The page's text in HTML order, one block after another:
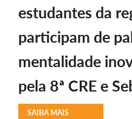
estudantes da
participam de
mentalidade
pela 8ª CRE e
SAIBA MAIS